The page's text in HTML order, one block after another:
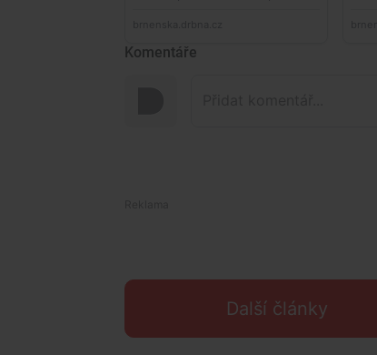
Komentáře
Další články